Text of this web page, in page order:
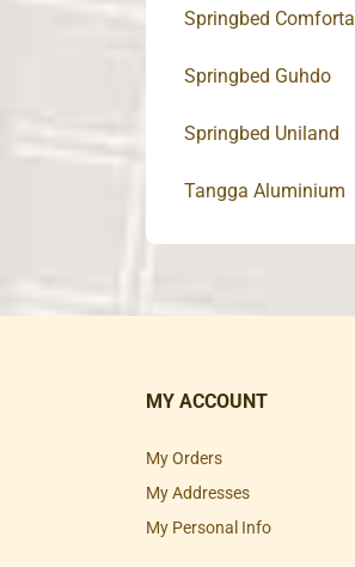
Springbed Comforta
Springbed Guhdo
Springbed Uniland
Tangga Aluminium
MY ACCOUNT
My Orders
My Addresses
My Personal Info